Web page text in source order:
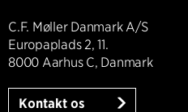
C.F. Møller Danmark A/S
Europaplads 2, 11.
8000 Aarhus C, Danmark
Kontakt os